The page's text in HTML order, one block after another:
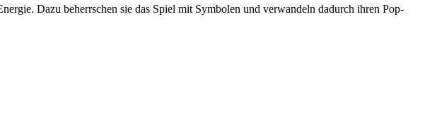
Dazu beherrschen sie das Spiel mit Symbolen und verwandeln dadurch ihren Pop-